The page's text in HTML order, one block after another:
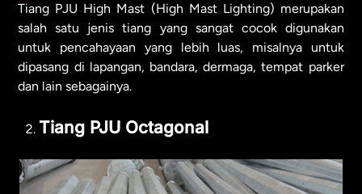
Tiang PJU High Mast (High Mast Lighting) merupakan
salah satu jenis tiang yang sangat cocok digunakan
untuk pencahayaan yang lebih luas, misalnya untuk
dipasang di lapangan, bandara, dermaga, tempat parker
dan lain sebagainya.
Tiang PJU Octagonal